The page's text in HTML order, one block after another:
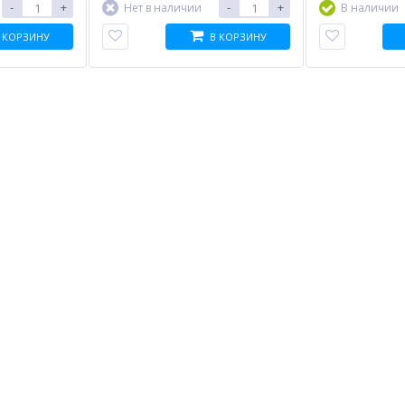
- +
КОРЗИНУ
Нет в наличии
- +
В КОРЗИНУ
В наличии